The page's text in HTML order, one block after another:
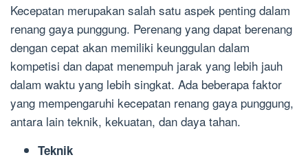
Kecepatan merupakan salah satu aspek penting dalam
renang gaya punggung. Perenang yang dapat berenang
dengan cepat akan memiliki keunggulan dalam
kompetisi dan dapat menempuh jarak yang lebih jauh
dalam waktu yang lebih singkat. Ada beberapa faktor
yang mempengaruhi kecepatan renang gaya punggung,
antara lain teknik, kekuatan, dan daya tahan.
Teknik